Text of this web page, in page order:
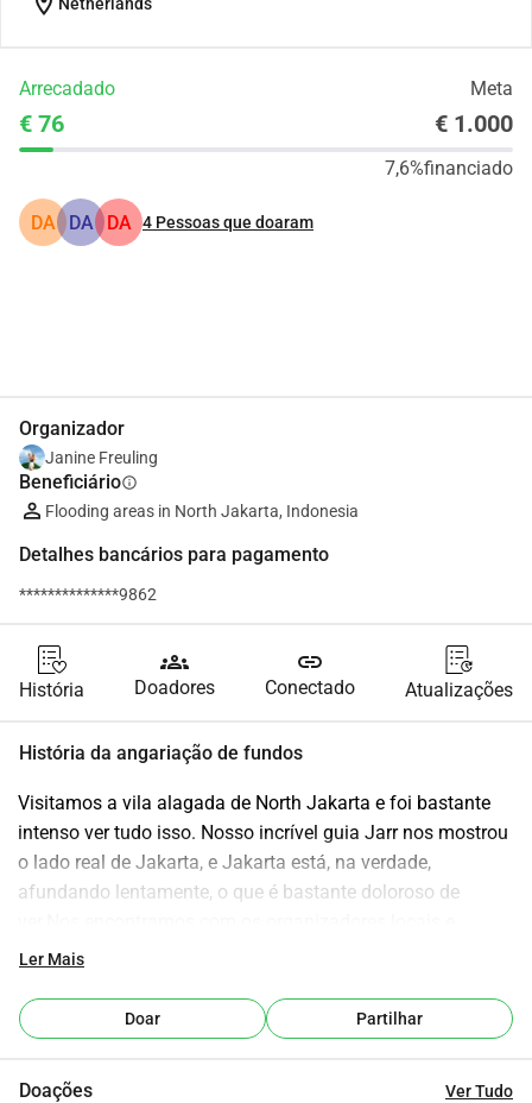
Arrecadado Meta
€ 76 € 1.000
7,6%financiado
DA DA DA 4 Pessoas que doaram
Organizador
Janine Freuling
Beneficiárioinfo
Flooding areas in North Jakarta, Indonesia
Detalhes bancários para pagamento
**************9862
História
groups
Doadores
link
Conectado Atualizações
História da angariação de fundos
Visitamos a vila alagada de North Jakarta e foi bastante
intenso ver tudo isso. Nosso incrível guia Jarr nos mostrou
o lado real de Jakarta, e Jakarta está, na verdade,
afundando lentamente, o que é bastante doloroso de
decidimos criar este GoFundMe.Literalmente, cada
entregaremos o dinheiro diretamente para as pessoas e os
próprios organizadores, então esperamos poder fazer um
Ler Mais
Doar Partilhar
Doações Ver Tudo